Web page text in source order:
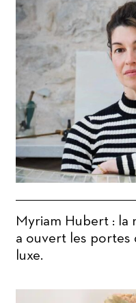
Myriam Hubert : la
a ouvert les portes
luxe.